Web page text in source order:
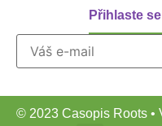
Přihlaste
© 2023 Casopis Roots •